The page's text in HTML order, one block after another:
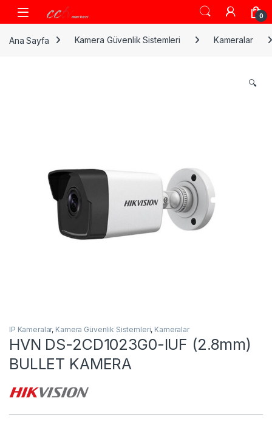
Skip to navigation
Skip to content
0
Ana Sayfa Kamera Güvenlik Sistemleri Kameralar
🔍
IP Kameralar, Kamera Güvenlik Sistemleri, Kameralar
HVN DS-2CD1023G0-IUF (2.8mm)
BULLET KAMERA